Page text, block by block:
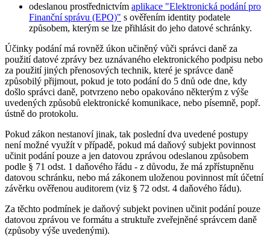
odeslanou prostřednictvím aplikace "Elektronická podání pro
Finanční správu (EPO)" s ověřením identity podatele
způsobem, kterým se lze přihlásit do jeho datové schránky.
Účinky podání má rovněž úkon učiněný vůči správci daně za
použití datové zprávy bez uznávaného elektronického podpisu nebo
za použití jiných přenosových technik, které je správce daně
způsobilý přijmout, pokud je toto podání do 5 dnů ode dne, kdy
došlo správci daně, potvrzeno nebo opakováno některým z výše
uvedených způsobů elektronické komunikace, nebo písemně, popř.
ústně do protokolu.
Pokud zákon nestanoví jinak, tak poslední dva uvedené postupy
není možné využít v případě, pokud má daňový subjekt povinnost
učinit podání pouze a jen datovou zprávou odeslanou způsobem
podle § 71 odst. 1 daňového řádu - z důvodu, že má zpřístupněnu
datovou schránku, nebo má zákonem uloženou povinnost mít účetní
závěrku ověřenou auditorem (viz § 72 odst. 4 daňového řádu).
Za těchto podmínek je daňový subjekt povinen učinit podání pouze
datovou zprávou ve formátu a struktuře zveřejněné správcem daně
(způsoby výše uvedenými).